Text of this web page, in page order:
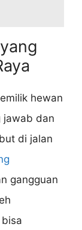
hewan
jawab dan
di jalan
gangguan